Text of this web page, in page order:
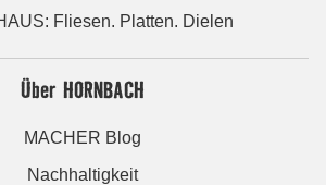
Fliesen. Platten. Dielen
Über HORNBACH
MACHER Blog
Nachhaltigkeit